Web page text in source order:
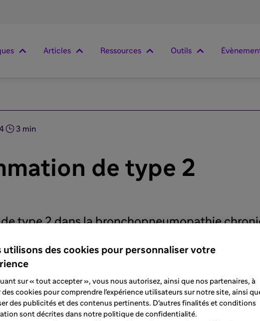
Articles Ressources Outils
3 min
de type 2
type 2 dans la bronchopneumopathie
utilisons des cookies pour personnaliser votre
sur « tout accepter », vous nous autorisez, ainsi que nos partenaires, à
des cookies pour comprendre l’expérience utilisateurs sur notre site, ainsi
des publicités et des contenus pertinents. D'autres finalités et conditions
sont décrites dans notre politique de confidentialité.